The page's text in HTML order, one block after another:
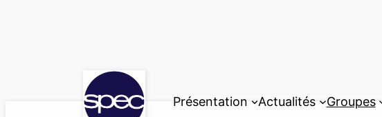
Présentation Actualités Groupes